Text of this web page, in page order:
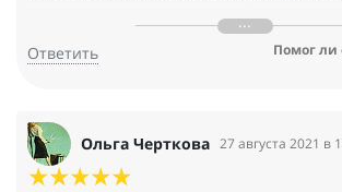
всего набора нот звучит гармоничная
фальшивит какая то нота, то мелодия не
Много много раз благодарю за прекрасные
душ.
Ответить Помог ли
Ольга Черткова 27 августа 2021 в